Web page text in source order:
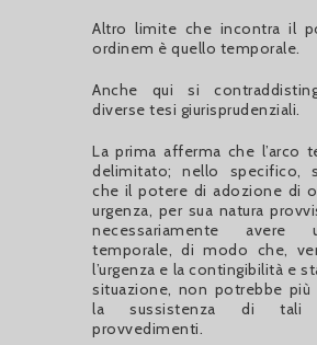
Altro limite che incontra il
ordinem è quello temporale.
Anche qui si
diverse tesi giurisprudenziali.
La prima afferma che l’arco
delimitato; nello specifico,
che il potere di adozione di
urgenza, per sua natura
necessariamente
temporale, di modo che,
l’urgenza e la contingibilità e
situazione, non potrebbe più
la sussistenza di tali
provvedimenti.